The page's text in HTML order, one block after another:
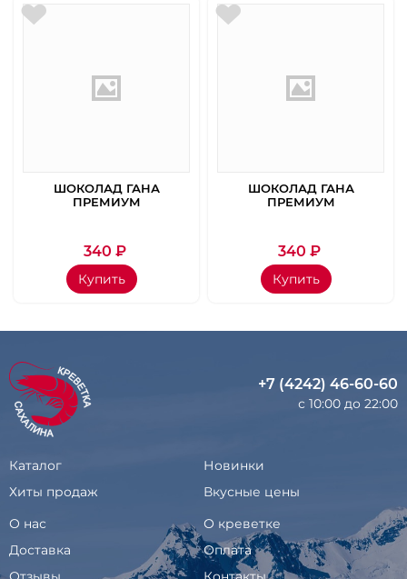
ШОКОЛАД ГАНА
ПРЕМИУМ
340 ₽
Купить
ШОКОЛАД ГАНА
ПРЕМИУМ
340 ₽
Купить
+7 (4242) 46-60-60
с 10:00 до 22:00
Каталог
Новинки
Хиты продаж
Вкусные цены
О нас
О креветке
Доставка
Оплата